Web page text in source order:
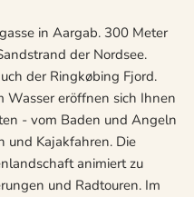
in Aargab. 300 Meter
der Nordsee.
der Ringkøbing Fjord.
Wasser eröffnen sich Ihnen
- vom Baden und Angeln
und Kajakfahren. Die
animiert zu
und Radtouren. Im